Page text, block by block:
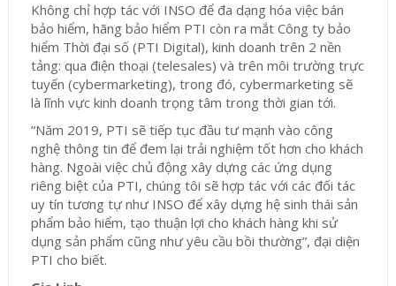
Không chỉ hợp tác với INSO để đa dạng hóa việc bán
bảo hiểm, hãng bảo hiểm PTI còn ra mắt Công ty bảo
hiểm Thời đại số (PTI Digital), kinh doanh trên 2 nền
tảng: qua điện thoại (telesales) và trên môi trường trực
tuyến (cybermarketing), trong đó, cybermarketing sẽ
là lĩnh vực kinh doanh trọng tâm trong thời gian tới.
“Năm 2019, PTI sẽ tiếp tục đầu tư mạnh vào công
nghệ thông tin để đem lại trải nghiệm tốt hơn cho khách
hàng. Ngoài việc chủ động xây dựng các ứng dụng
riêng biệt của PTI, chúng tôi sẽ hợp tác với các đối tác
uy tín tương tự như INSO để xây dựng hệ sinh thái sản
phẩm bảo hiểm, tạo thuận lợi cho khách hàng khi sử
dụng sản phẩm cũng như yêu cầu bồi thường”, đại diện
PTI cho biết.